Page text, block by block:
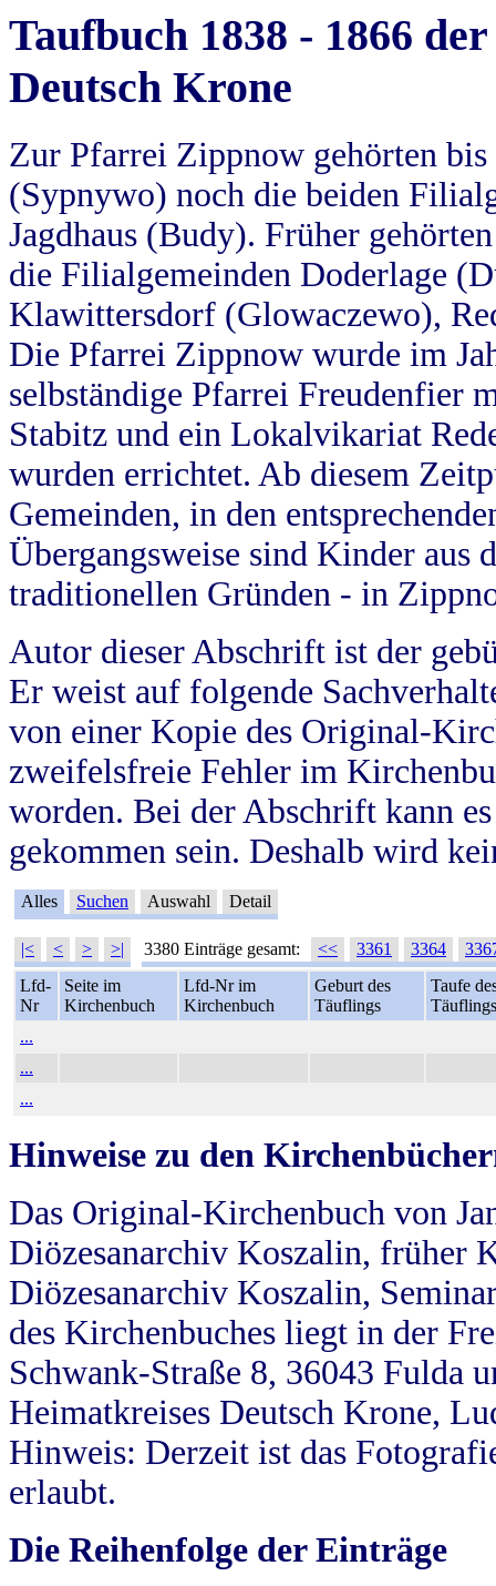
Taufbuch 1838 - 1866
Deutsch Krone
Zur Pfarrei Zippnow gehörten
(Sypnywo) noch die beiden
Jagdhaus (Budy). Früher
die Filialgemeinden Doderlage
Klawittersdorf (Glowaczewo),
Die Pfarrei Zippnow wurde im
selbständige Pfarrei Freudenfier
Stabitz und ein Lokalvikariat
wurden errichtet. Ab diesem
Gemeinden, in den
Übergangsweise sind Kinder aus
traditionellen Gründen - in
Autor dieser Abschrift ist der
Er weist auf folgende
von einer Kopie des Original-
zweifelsfreie Fehler im
worden. Bei der Abschrift kann
gekommen sein. Deshalb wird
Alles Suchen Auswahl Detail
|< < > >| 3380 Einträge gesamt: << 3361 3364
Lfd-
Nr
Seite im
Kirchenbuch
Lfd-Nr im
Kirchenbuch
Geburt des
Täuflings
Taufe
Täuflings
...
...
...
Hinweise zu den
Das Original-Kirchenbuch von
Diözesanarchiv Koszalin, früher
Diözesanarchiv Koszalin,
des Kirchenbuches liegt in der
Schwank-Straße 8, 36043 Fulda
Heimatkreises Deutsch Krone,
Hinweis: Derzeit ist das
erlaubt.
Die Reihenfolge der Einträge